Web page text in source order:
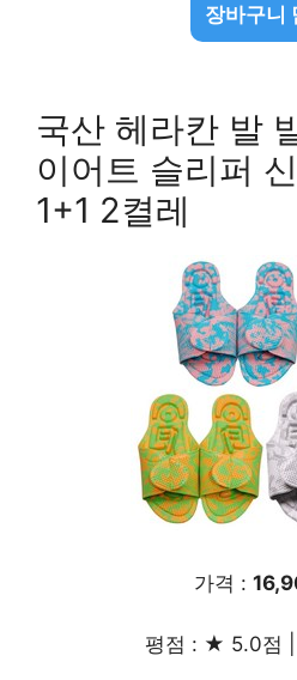
장바구니
국산 헤라칸 발
이어트 슬리퍼
1+1 2켤레
가격 :
평점 : ★ 5.0점 |